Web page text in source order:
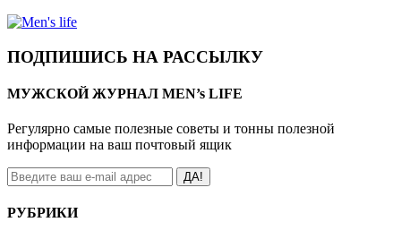
ПОДПИШИСЬ НА РАССЫЛКУ
МУЖСКОЙ ЖУРНАЛ MEN’s LIFE
Регулярно самые полезные советы и тонны полезной
информации на ваш почтовый ящик
ДА!
РУБРИКИ